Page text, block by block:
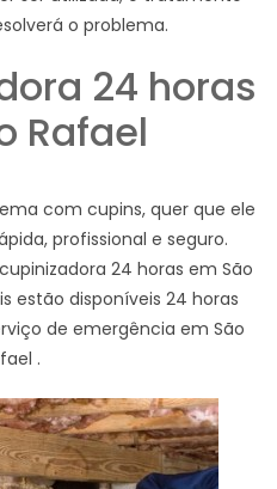
o problema.
24 horas
Rafael
com cupins, quer que ele
profissional e seguro.
24 horas em São
estão disponíveis 24 horas
de emergência em São
.